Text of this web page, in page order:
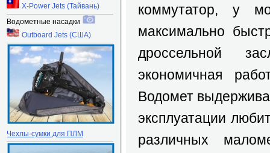
коммутатор, у
максимально
дроссельной
экономичная
Водомет
эксплуатации
различных
X-Power Jets (Тайвань)
Водометные насадки
Outboard Jets (США)
Чехлы-сумки для ПЛМ